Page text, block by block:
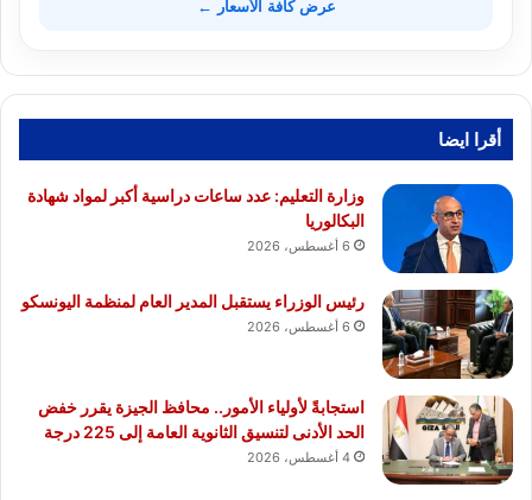
عرض كافة الأسعار ←
أقرا ايضا
وزارة التعليم: عدد ساعات دراسية أكبر لمواد شهادة
البكالوريا
6 أغسطس، 2026
رئيس الوزراء يستقبل المدير العام لمنظمة اليونسكو
6 أغسطس، 2026
استجابةً لأولياء الأمور.. محافظ الجيزة يقرر خفض
الحد الأدنى لتنسيق الثانوية العامة إلى 225 درجة
4 أغسطس، 2026